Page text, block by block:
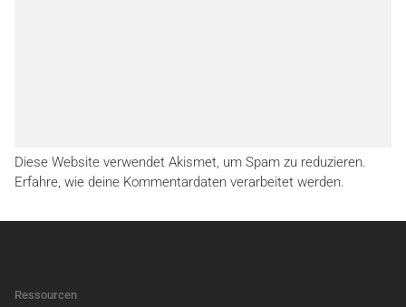
Diese Website verwendet Akismet, um Spam zu reduzieren.
Erfahre, wie deine Kommentardaten verarbeitet werden.
Ressourcen